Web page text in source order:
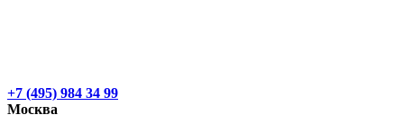
+7 (495) 984 34 99
Москва